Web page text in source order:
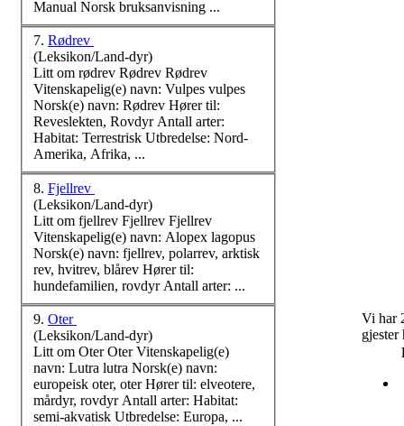
Manual Norsk bruksanvisning ...
7. Rødrev
(Leksikon/Land-dyr)
Litt om rødrev Rødrev Rødrev
Vitenskapelig(e) navn: Vulpes vulpes
Norsk(e) navn: Rødrev Hører til:
Reveslekten, Rovdyr Antall arter:
Habitat: Terrestrisk Utbredelse: Nord-
Amerika, Afrika, ...
8. Fjellrev
(Leksikon/Land-dyr)
Litt om fjellrev Fjellrev Fjellrev
Vitenskapelig(e) navn: Alopex lagopus
Norsk(e) navn: fjellrev, polarrev, arktisk
rev, hvitrev, blårev Hører til:
hundefamilien, rovdyr Antall arter: ...
9. Oter
(Leksikon/Land-dyr)
Litt om Oter Oter Vitenskapelig(e)
navn: Lutra lutra Norsk(e) navn:
europeisk oter, oter Hører til: elveotere,
mårdyr, rovdyr Antall arter: Habitat:
semi-akvatisk Utbredelse: Europa, ...
Vi har
gjester